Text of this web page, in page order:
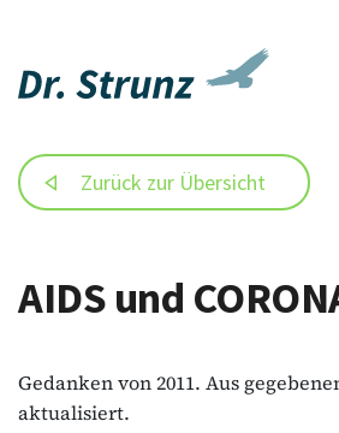
Zurück zur Übersicht
AIDS und
Gedanken von 2011. Aus
aktualisiert.